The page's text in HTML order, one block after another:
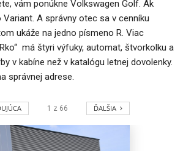
vám ponúkne Volkswagen Golf. Ak
A správny otec sa v cenníku
ukáže na jedno písmeno R. Viac
má štyri výfuky, automat, štvorkolku a
v kabíne než v katalógu letnej dovolenky.
správnej adrese.
1 z 66 ĎALŠIA